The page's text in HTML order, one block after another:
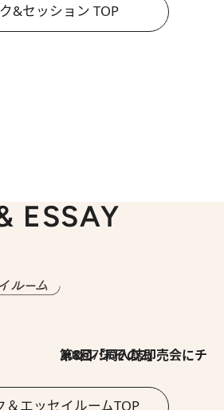
&セッション TOP
ESSAY
2026.7.30
第8回「同人誌即売会にチャレンジ その2」
＆エッセイルームTOP